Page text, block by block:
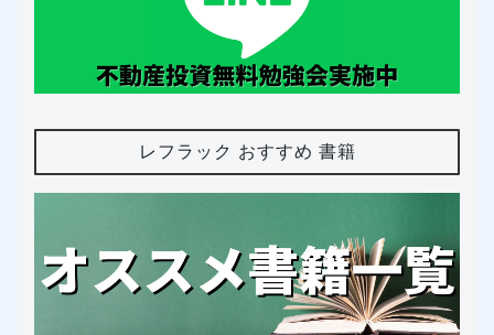
レフラック おすすめ 書籍